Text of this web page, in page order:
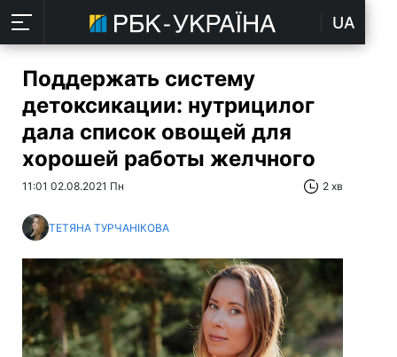
UA
Поддержать систему
детоксикации: нутрицилог
дала список овощей для
хорошей работы желчного
11:01 02.08.2021 Пн 2 хв
ТЕТЯНА ТУРЧАНІКОВА